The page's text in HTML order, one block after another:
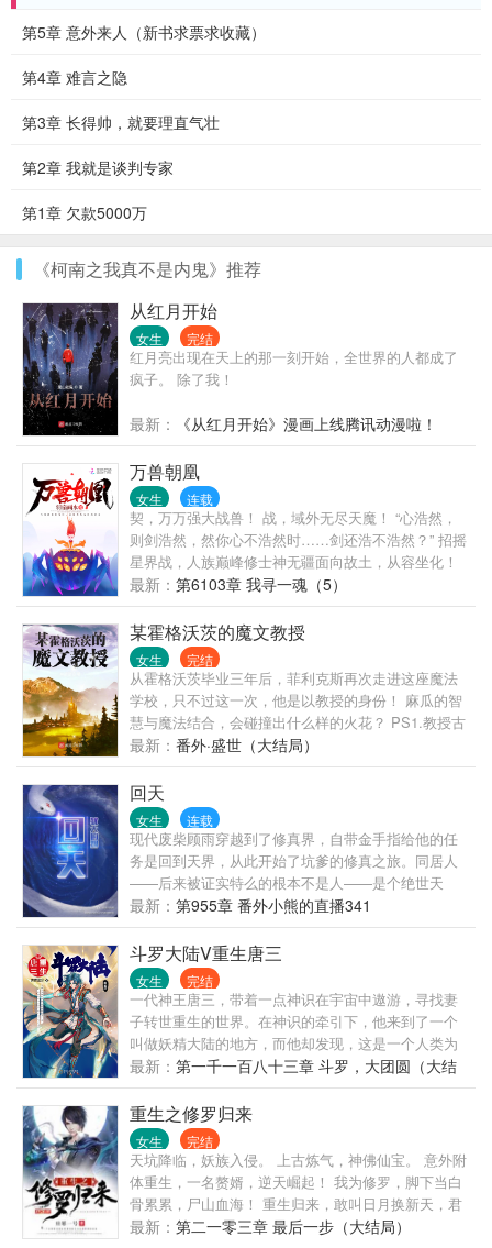
第5章 意外来人（新书求票求收藏）
第4章 难言之隐
第3章 长得帅，就要理直气壮
第2章 我就是谈判专家
第1章 欠款5000万
《柯南之我真不是内鬼》推荐
从红月开始
女生 完结
红月亮出现在天上的那一刻开始，全世界的人都成了
疯子。 除了我！
最新： 《从红月开始》漫画上线腾讯动漫啦！
万兽朝凰
女生 连载
契，万万强大战兽！ 战，域外无尽天魔！ “心浩然，
则剑浩然，然你心不浩然时……剑还浩不浩然？” 招摇
星界战，人族巅峰修士神无疆面向故土，从容坐化！
留下一句似乎勘不破的话语。 至尊之争，天选修士，
火种道子，远古遗脉，遨游八极，银骨藤花…… 心中
一直有一个声音在叩问。 “你……是谁？” “我掠夺，我
给予，我杀戮，我守护。” “我是过去，现在、未来，
我是镇魔小小！” -------------------------------------- 人物简
介： 真小小（女主）：我以为自己是乡下厨子，还是
吃一锅死一锅的那种，谁知道生父是神魔，养父是大
佬，闺蜜是大腿？ 紫环（女方闺蜜）：封心绝情一辈
子，为了股泥石流破功了！ 沈雪舟（小粥粥、焦皮、
男主）：我觉得自己高冷有逼格，可自从傻了后——
偶像包袱丢掉真爽！ 魔立雪（东灵两大至尊之一）：
死去的身体是伟大的，活着的魂是马屁专业户！ 神无
疆（东灵两大至尊之一）：害，浩然正气一辈子，生
活所迫，临走前坑一波人！ -------------------------------------
- 最简单版广告：落难神魔公主，绝地重踏先祖路，仙
罚噬族，我让群仙送葬！ 更多惊喜，文中见
最新： 第6103章 我寻一魂（5）
某霍格沃茨的魔文教授
女生 完结
从霍格沃茨毕业三年后，菲利克斯再次走进这座魔法
学校，只不过这一次，他是以教授的身份！ 麻瓜的智
慧与魔法结合，会碰撞出什么样的火花？ PS1.教授古
代魔文； PS2.时间线，三小只二年级；
最新： 番外·盛世（大结局）
回天
女生 连载
现代废柴顾雨穿越到了修真界，自带金手指给他的任
务是回到天界，从此开始了坑爹的修真之旅。同居人
——后来被证实特么的根本不是人——是个绝世天
才，外人面前高大上狂霸拽样样占全，没人的时候变
身撒娇狂魔真的好吗！炼丹峰的超级打手代表这样的
身份真的好吗！唯一让人庆幸的是，每隔一段时间他
就可以回地球一次。顾雨开始乐此不疲地偷偷拐带修
真资源回地球。然而，一次错误的传送，让他看到了
地球的末日，山崩地裂，哀鸿遍野，无力回天。时三
更。
最新： 第955章 番外小熊的直播341
斗罗大陆V重生唐三
女生 完结
一代神王唐三，带着一点神识在宇宙中遨游，寻找妻
子转世重生的世界。在神识的牵引下，他来到了一个
叫做妖精大陆的地方，而他却发现，这是一个人类为
刍狗的世界……
最新： 第一千一百八十三章 斗罗，大团圆（大结
局
重生之修罗归来
女生 完结
天坑降临，妖族入侵。 上古炼气，神佛仙宝。 意外附
体重生，一名赘婿，逆天崛起！ 我为修罗，脚下当白
骨累累，尸山血海！ 重生归来，敢叫日月换新天，君
临天下！ 琅家军：676088881，欢迎大家！
最新： 第二一零三章 最后一步（大结局）